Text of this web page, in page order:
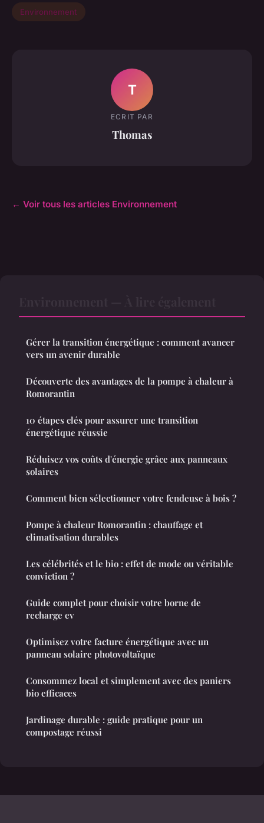
Environnement
T
ECRIT PAR
Thomas
← Voir tous les articles Environnement
Gérer la transition énergétique : comment avancer
vers un avenir durable
Découverte des avantages de la pompe à chaleur à
Romorantin
10 étapes clés pour assurer une transition
énergétique réussie
Réduisez vos coûts d'énergie grâce aux panneaux
solaires
Comment bien sélectionner votre fendeuse à bois ?
Pompe à chaleur Romorantin : chauffage et
climatisation durables
Les célébrités et le bio : effet de mode ou véritable
conviction ?
Guide complet pour choisir votre borne de
recharge ev
Optimisez votre facture énergétique avec un
panneau solaire photovoltaïque
Consommez local et simplement avec des paniers
bio efficaces
Jardinage durable : guide pratique pour un
compostage réussi